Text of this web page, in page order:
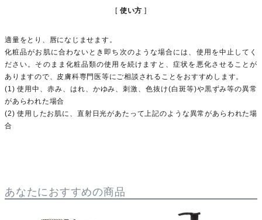
使い方
適量をとり、唇になじませます。
化粧品がお肌に合わないとき即ち次のような場合には、使用を中止してく
ださい。そのまま化粧品類の使用を続けますと、症状を悪化させることが
ありますので、皮膚科専門医等にご相談されることをおすすめします。
(1) 使用中、赤み、はれ、かゆみ、刺激、色抜け(白斑等)や黒ずみ等の異常
があらわれた場合
(2) 使用したお肌に、直射日光があたって上記のような異常があらわれた場
合
あなたにおすすめの商品